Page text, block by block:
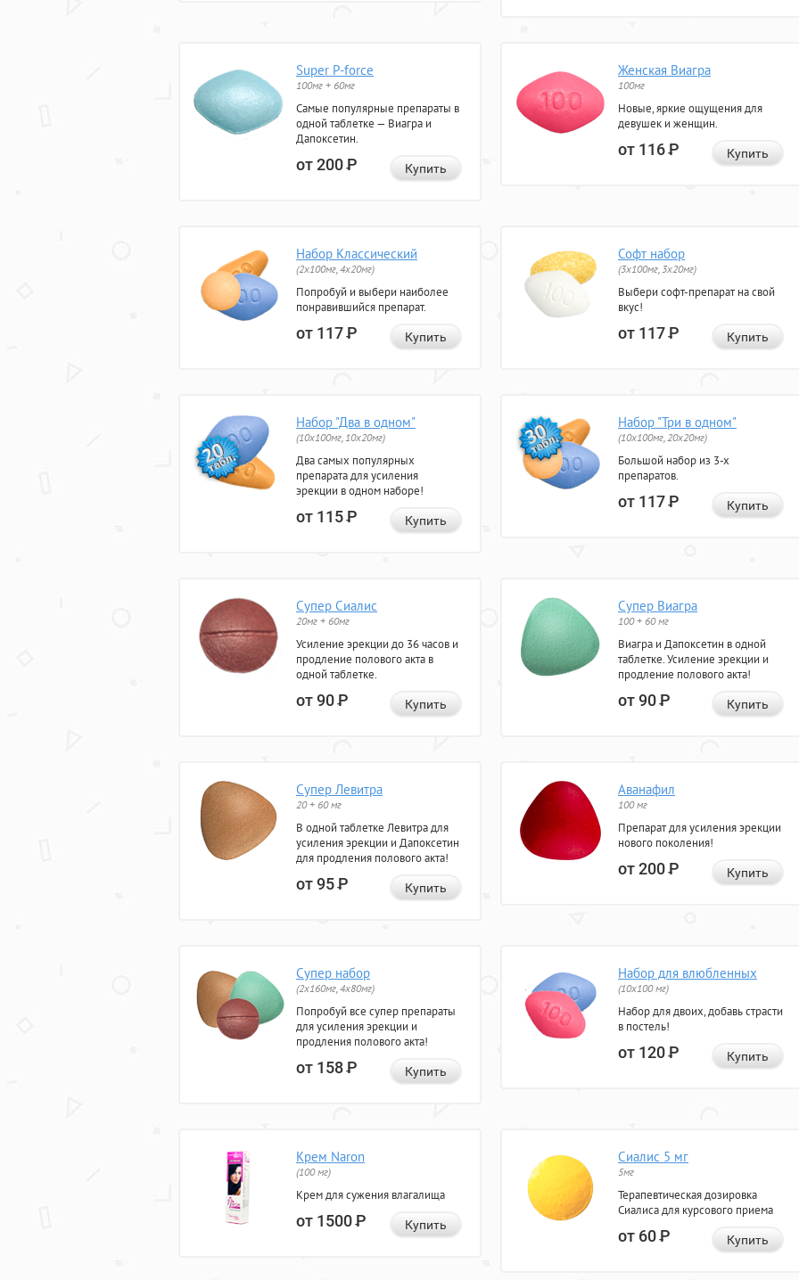
Super P-force
100мг + 60мг
Самые популярные препараты в
одной таблетке — Виагра и
Дапоксетин.
от 200Р Купить
Женская Виагра
100мг
Новые, яркие ощущения для
девушек и женщин.
от 116Р Купить
Набор Классический
(2x100мг, 4x20мг)
Попробуй и выбери наиболее
понравившийся препарат.
от 117Р Купить
Софт набор
(3x100мг, 3x20мг)
Выбери софт-препарат на свой
вкус!
от 117Р Купить
Набор "Два в одном"
(10x100мг, 10x20мг)
Два самых популярных
препарата для усиления
эрекции в одном наборе!
от 115Р Купить
Набор "Три в одном"
(10x100мг, 20x20мг)
Большой набор из 3-х
препаратов.
от 117Р Купить
Супер Сиалис
20мг + 60мг
Усиление эрекции до 36 часов и
продление полового акта в
одной таблетке.
от 90Р Купить
Супер Виагра
100 + 60 мг
Виагра и Дапоксетин в одной
таблетке. Усиление эрекции и
продление полового акта!
от 90Р Купить
Супер Левитра
20 + 60 мг
В одной таблетке Левитра для
усиления эрекции и Дапоксетин
для продления полового акта!
от 95Р Купить
Аванафил
100 мг
Препарат для усиления эрекции
нового поколения!
от 200Р Купить
Супер набор
(2х160мг, 4х80мг)
Попробуй все супер препараты
для усиления эрекции и
продления полового акта!
от 158Р Купить
Набор для влюбленных
(10х100 мг)
Набор для двоих, добавь страсти
в постель!
от 120Р Купить
Крем Naron
(100 мг)
Крем для сужения влагалища
от 1500Р Купить
Сиалис 5 мг
5мг
Терапевтическая дозировка
Сиалиса для курсового приема
от 60Р Купить